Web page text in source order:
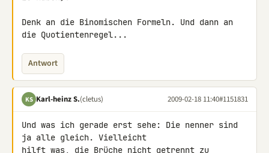
Denk an die Binomischen Formeln. Und dann an
die Quotientenregel...
Antwort
KS Karl-heinz S.(cletus) 2009-02-18 11:40#1151831
Und was ich gerade erst sehe: Die nenner sind
ja alle gleich. Vielleicht
hilft was, die Brüche nicht getrennt zu